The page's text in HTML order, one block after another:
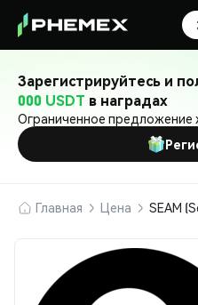
Зарегистрируйтесь и
000 USDT в наградах
Ограниченное предложение
Главная Цена